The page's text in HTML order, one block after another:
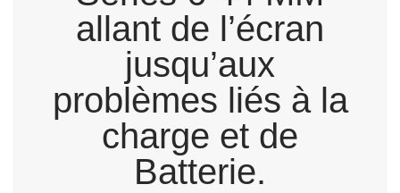
allant de l’écran
jusqu’aux
problèmes liés à la
charge et de
Batterie.